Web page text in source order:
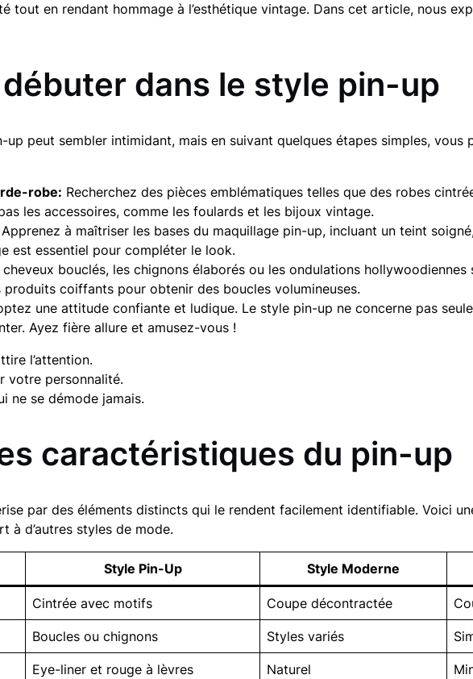
tout en rendant hommage à l’esthétique vintage. Dans cet article, nous
dans le style pin-up
up peut sembler intimidant, mais en suivant quelques étapes simples,
robe: Recherchez des pièces emblématiques telles que des robes
les accessoires, comme les foulards et les bijoux vintage.
Apprenez à maîtriser les bases du maquillage pin-up, incluant un teint
est essentiel pour compléter le look.
cheveux bouclés, les chignons élaborés ou les ondulations
produits coiffants pour obtenir des boucles volumineuses.
une attitude confiante et ludique. Le style pin-up ne concerne pas
Ayez fière allure et amusez-vous !
l’attention.
votre personnalité.
ne se démode jamais.
caractéristiques du pin-up
par des éléments distincts qui le rendent facilement identifiable. Voici
à d’autres styles de mode.
Style Pin-Up Style Moderne
Cintrée avec motifs Coupe décontractée
Boucles ou chignons Styles variés
Eye-liner et rouge à lèvres Naturel